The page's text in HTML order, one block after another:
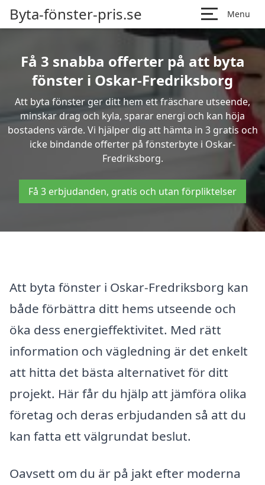
Byta-fönster-pris.se Menu
Få 3 snabba offerter på att byta
fönster i Oskar-Fredriksborg
Att byta fönster ger ditt hem ett fräschare utseende,
minskar drag och kyla, sparar energi och kan höja
bostadens värde. Vi hjälper dig att hämta in 3 gratis och
icke bindande offerter på fönsterbyte i Oskar-
Fredriksborg.
Få 3 erbjudanden, gratis och utan förpliktelser
Att byta fönster i Oskar-Fredriksborg kan
både förbättra ditt hems utseende och
öka dess energieffektivitet. Med rätt
information och vägledning är det enkelt
att hitta det bästa alternativet för ditt
projekt. Här får du hjälp att jämföra olika
företag och deras erbjudanden så att du
kan fatta ett välgrundat beslut.
Oavsett om du är på jakt efter moderna